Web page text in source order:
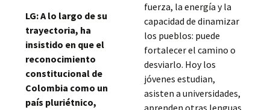
LG: A lo largo de su
trayectoria, ha
insistido en que el
reconocimiento
constitucional de
Colombia como un
país pluriétnico,
fuerza, la energía y la
capacidad de dinamizar
los pueblos: puede
fortalecer el camino o
desviarlo. Hoy los
jóvenes estudian,
asisten a universidades,
aprenden otras lenguas